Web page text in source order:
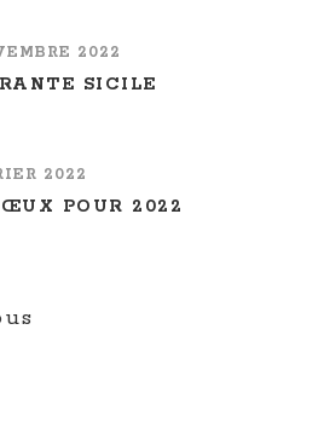
2022
SICILE
2022
POUR 2022